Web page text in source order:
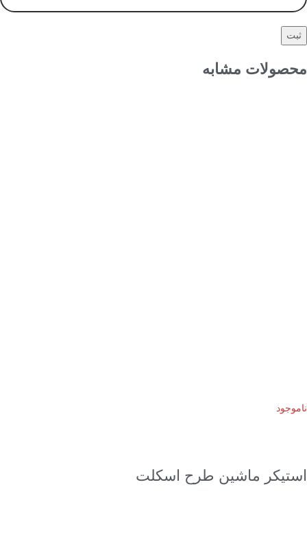
محصولات مشابه
ناموجود
استیکر ماشین طرح اسکلت